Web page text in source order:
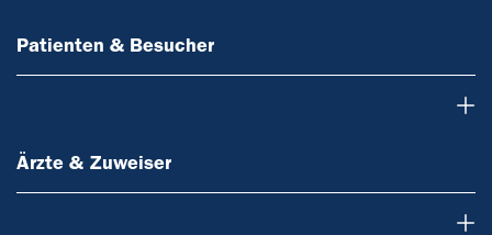
Patienten & Besucher
Ärzte & Zuweiser